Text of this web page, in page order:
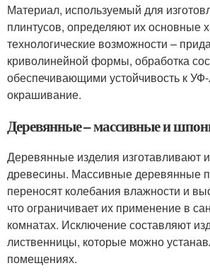
Материал, используемый для
плинтусов, определяют их основные
технологические возможности –
криволинейной формы, обработка
обеспечивающими устойчивость к
окрашивание.
Деревянные – массивные и
Деревянные изделия изготавливают
древесины. Массивные деревянные
переносят колебания влажности и
что ограничивает их применение в
комнатах. Исключение составляют
лиственницы, которые можно
помещениях.